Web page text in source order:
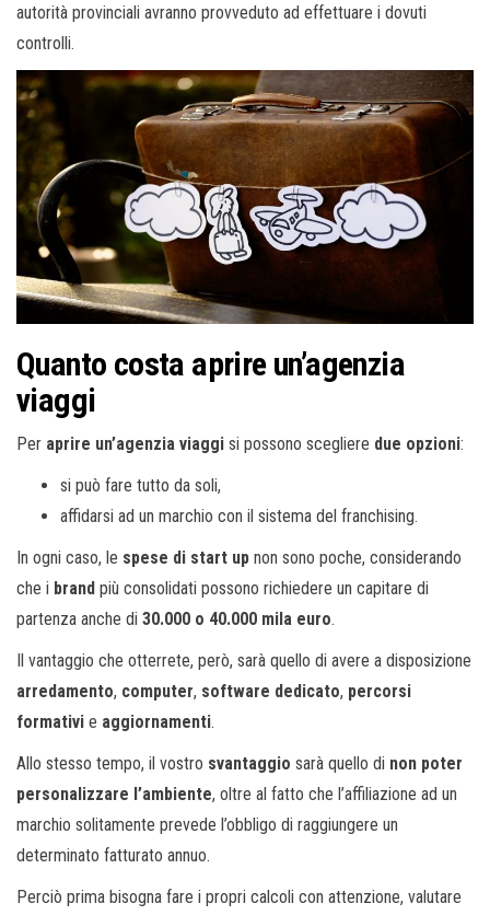
autorità provinciali avranno provveduto ad effettuare i dovuti
controlli.
Quanto costa aprire un’agenzia
viaggi
Per aprire un’agenzia viaggi si possono scegliere due opzioni:
si può fare tutto da soli,
affidarsi ad un marchio con il sistema del franchising.
In ogni caso, le spese di start up non sono poche, considerando
che i brand più consolidati possono richiedere un capitare di
partenza anche di 30.000 o 40.000 mila euro.
Il vantaggio che otterrete, però, sarà quello di avere a disposizione
arredamento, computer, software dedicato, percorsi
formativi e aggiornamenti.
Allo stesso tempo, il vostro svantaggio sarà quello di non poter
personalizzare l’ambiente, oltre al fatto che l’affiliazione ad un
marchio solitamente prevede l’obbligo di raggiungere un
determinato fatturato annuo.
Perciò prima bisogna fare i propri calcoli con attenzione, valutare